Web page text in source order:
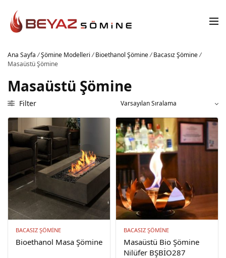
Ana Sayfa /Şömine Modelleri / Bioethanol Şömine/ Bacasız Şömine/
Masaüstü Şömine
Masaüstü Şömine
Filter
BACASIZ ŞÖMINE
Bioethanol Masa Şömine
BACASIZ ŞÖMINE
Masaüstü Bio Şömine
Nilüfer BŞBİO287